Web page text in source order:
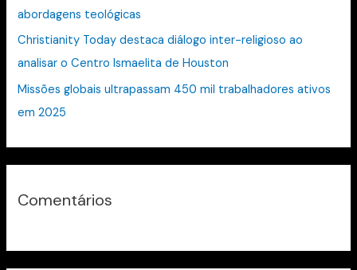
r
:
abordagens teológicas
Christianity Today destaca diálogo inter-religioso ao
analisar o Centro Ismaelita de Houston
Missões globais ultrapassam 450 mil trabalhadores ativos
em 2025
Comentários